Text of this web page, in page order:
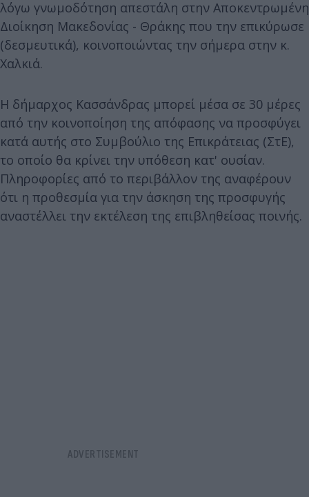
λόγω γνωμοδότηση απεστάλη στην Αποκεντρωμένη
Διοίκηση Μακεδονίας - Θράκης που την επικύρωσε
(δεσμευτικά), κοινοποιώντας την σήμερα στην κ.
Χαλκιά.
Η δήμαρχος Κασσάνδρας μπορεί μέσα σε 30 μέρες
από την κοινοποίηση της απόφασης να προσφύγει
κατά αυτής στο Συμβούλιο της Επικράτειας (ΣτΕ),
το οποίο θα κρίνει την υπόθεση κατ' ουσίαν.
Πληροφορίες από το περιβάλλον της αναφέρουν
ότι η προθεσμία για την άσκηση της προσφυγής
αναστέλλει την εκτέλεση της επιβληθείσας ποινής.